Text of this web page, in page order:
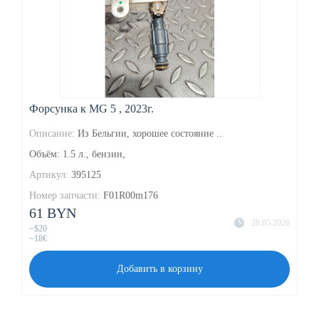
Форсунка к MG 5 , 2023г.
Описание: Из Бельгии, хорошее состояние ..
Объём: 1.5 л., бензин,
Артикул: 395125
Номер запчасти: F01R00m176
28.05.2026
61 BYN
~$20
~18€
Добавить в корзину